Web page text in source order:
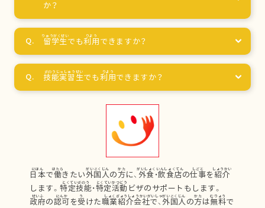
か？
留学生でも利用 できますか？
技能実習生でも利用できますか？
日本で働きたい外国人の方に、 外食 ・飲食店の仕事を紹介
します。特定技能・特定活動 ビザのサポートもします。
政府の認可を受けた職業紹介会社で、 外国人の方は無料で